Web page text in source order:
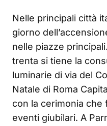
Nelle principali città
giorno
nelle piazze
trenta si tiene la
luminarie di via del
Natale di Roma
con la cerimonia che
eventi giubilari. A